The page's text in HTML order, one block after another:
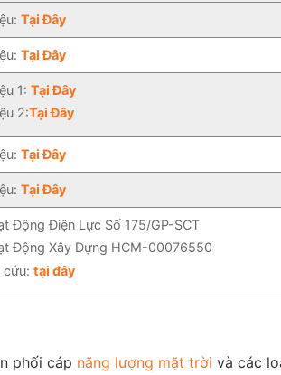
Tại Đây
Tại Đây
1: Tại Đây
2:Tại Đây
Tại Đây
Tại Đây
Động Điện Lực Số 175/GP-SCT
Động Xây Dựng HCM-00076550
tại đây
phối cáp năng lượng mặt trời và các